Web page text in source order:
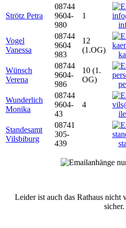
Strötz Petra
08744
9604-
980
1
Vogel
Vanessa
08744
9604
983
12
(1.OG)
Wünsch
Verena
08744
9604-
986
10 (1.
OG)
Wunderlich
Monika
08744
9604-
43
4
Standesamt
Vilsbiburg
08741
305-
439
Leider ist auch das Rathaus nicht
sicher.